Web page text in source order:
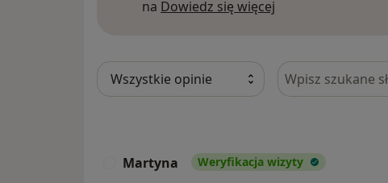
na Dowiedz się więcej
Szukaj w opiniach
Martyna Weryfikacja wizyty